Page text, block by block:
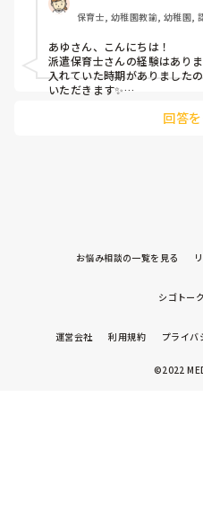
保育士, 幼稚園教諭, 幼稚園,
あゆさん、こんにちは！
派遣保育士さんの経験はあり
入れていた時期がありました
いただきます✨️
自園では、派遣保育士さんに
回答
お悩み相談の一覧を見る
シゴトー
運営会社 利用規約 プライバ
©2022